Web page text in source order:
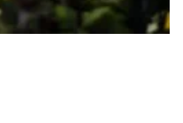
di Bandara Juanda